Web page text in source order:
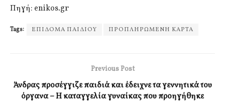
Πηγή: enikos.gr
Tags: ΕΠΙΔΟΜΑ ΠΑΙΔΙΟΥ ΠΡΟΠΛΗΡΩΜΕΝΗ ΚΑΡΤΑ
Previous Post
Άνδρας προσέγγιζε παιδιά και έδειχνε τα γεννητικά του
όργανα – Η καταγγελία γυναίκας που προηγήθηκε